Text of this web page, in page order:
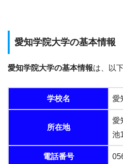
愛知学院大学の基本情報
愛知学院大学の基本情報は、以
学校名 愛
所在地
愛
池
電話番号